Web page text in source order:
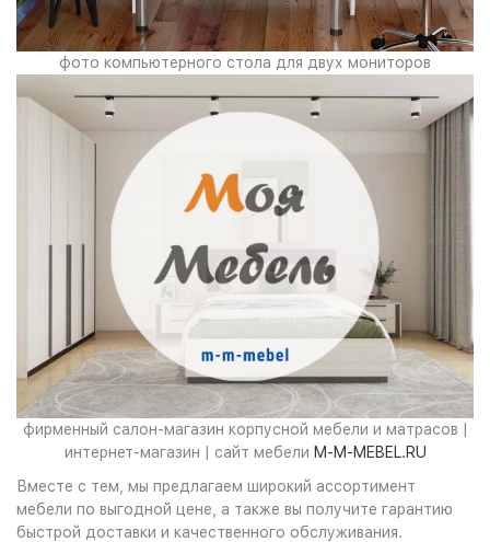
фото компьютерного стола для двух мониторов
фирменный салон-магазин корпусной мебели и матрасов |
интернет-магазин | сайт мебели M-M-MEBEL.RU
Вместе с тем, мы предлагаем широкий ассортимент
мебели по выгодной цене, а также вы получите гарантию
быстрой доставки и качественного обслуживания.